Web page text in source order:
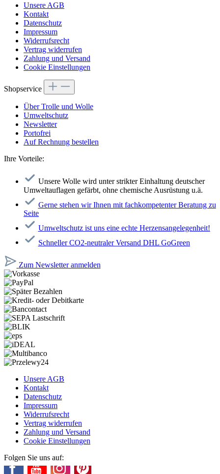
Unsere AGB
Kontakt
Datenschutz
Impressum
Widerrufsrecht
Vertrag widerrufen
Zahlung und Versand
Cookie Einstellungen
Shopservice
Über Trolle und Wolle
Umweltschutz
Newsletter
Portofrei
Auf Rechnung bestellen
Ihre Vorteile:
Unsere Wolle wird unter strikter Einhaltung deutscher
Umweltauflagen gefärbt, ohne chemische Ausrüstung u.ä.
Gerne stehen wir Ihnen mit fachkompetenter Beratung zu
Seite
Umweltschutz ist uns eine echte Herzensangelegenheit!
Schneller CO2-neutraler Versand DHL GoGreen
Zum Newsletter anmelden
Unsere AGB
Kontakt
Datenschutz
Impressum
Widerrufsrecht
Vertrag widerrufen
Zahlung und Versand
Cookie Einstellungen
Folgen Sie uns auf: